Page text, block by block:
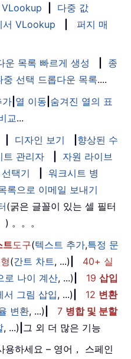
VLookup
다중 값
서 VLookup
퍼지 매
운 목록 빠르게 생성
종
중 선택 드롭다운 목록....
가 열 이동 숨겨진 열의 표
교...
디자인 보기
향상된 수
트 관리자
자원 라이브
택기
워크시트 병
록으로 이메일 보내기
(굵은 글꼴이 있는 셀 필터
。。。
트도구(텍스트 추가,특정 문
(간트 차트, ...)
40+ 실
로 나이 계산, ...) 19 삽입
서 그림 삽입, ...) 12 변환
변환, ...) 7 병합 및 분할
, ...) 그 외 더 많은 기능
하세요 – 영어， 스페인